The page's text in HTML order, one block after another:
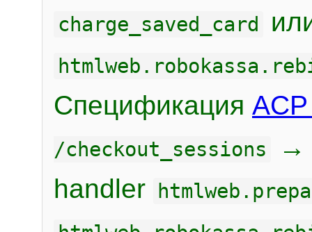
charge_saved_card
Спецификация
/checkout_sessions
handler